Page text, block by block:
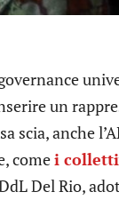
un
scia, anche
comei
Del Rio,